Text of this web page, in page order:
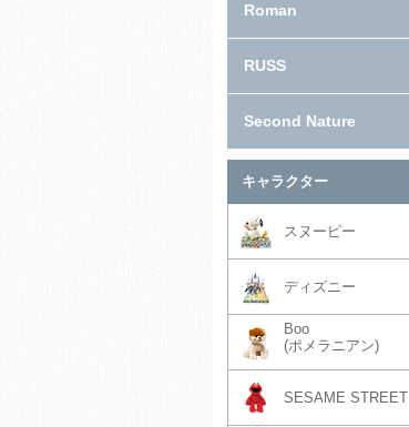
Roman
RUSS
Second Nature
キャラクター
スヌーピー
ディズニー
Boo
(ポメラニアン)
SESAME STREET